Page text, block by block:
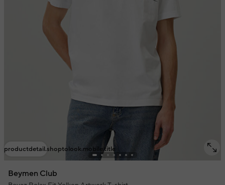
productdetail.shoptolook.mobile.title
Beymen Club